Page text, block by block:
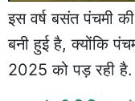
इस वर्ष बसंत पंचमी
बनी हुई है, क्योंकि
2025 को पड़ रही है.